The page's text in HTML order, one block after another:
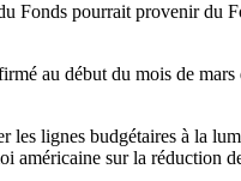
Fonds pourrait provenir du
au début du mois de mars
lignes budgétaires à la
américaine sur la réduction